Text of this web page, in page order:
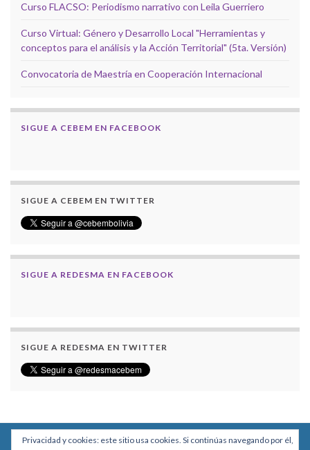
Curso FLACSO: Periodismo narrativo con Leila Guerriero
Curso Virtual: Género y Desarrollo Local "Herramientas y
conceptos para el análisis y la Acción Territorial" (5ta. Versión)
Convocatoria de Maestría en Cooperación Internacional
SIGUE A CEBEM EN FACEBOOK
SIGUE A CEBEM EN TWITTER
SIGUE A REDESMA EN FACEBOOK
SIGUE A REDESMA EN TWITTER
Privacidad y cookies: este sitio usa cookies. Si continúas navegando por él,